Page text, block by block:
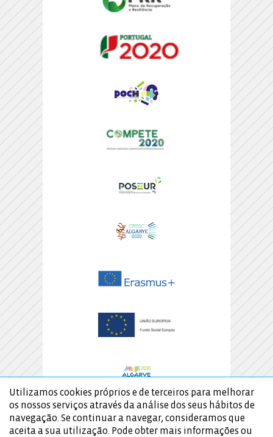
Utilizamos cookies próprios e de terceiros para melhorar
os nossos serviços através da análise dos seus hábitos de
navegação. Se continuar a navegar, consideramos que
aceita a sua utilização. Pode obter mais informações ou